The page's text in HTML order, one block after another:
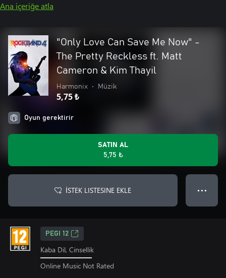
Ana içeriğe atla
"Only Love Can Save Me Now" -
The Pretty Reckless ft. Matt
Cameron & Kim Thayil
Harmonix • Müzik
5,75 ₺
Oyun gerektirir
SATIN AL
5,75 ₺
İSTEK LISTESINE EKLE ● ● ●
PEGI 12
Kaba Dil, Cinsellik
Online Music Not Rated